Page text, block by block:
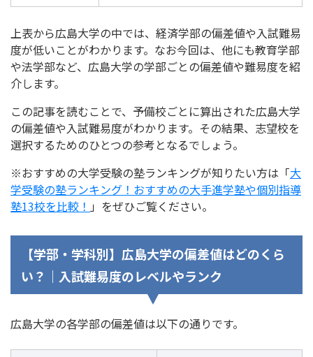
上表から広島大学の中では、経済学部の偏差値や入試難易
度が低いことがわかります。なお今回は、他にも教育学部
や法学部など、広島大学の学部ごとの偏差値や難易度を紹
介します。
この記事を読むことで、予備校ごとに算出された広島大学
の偏差値や入試難易度がわかります。その結果、志望校を
選択するためのひとつの参考となるでしょう。
※おすすめの大学受験の塾ランキングが知りたい方は「大
学受験の塾ランキング！おすすめの大手進学塾や個別指導
塾13校を比較！ 」をぜひご覧ください。
【学部・学科別】広島大学の偏差値はどのくら
い？｜入試難易度のレベルやランク
広島大学の各学部の偏差値は以下の通りです。